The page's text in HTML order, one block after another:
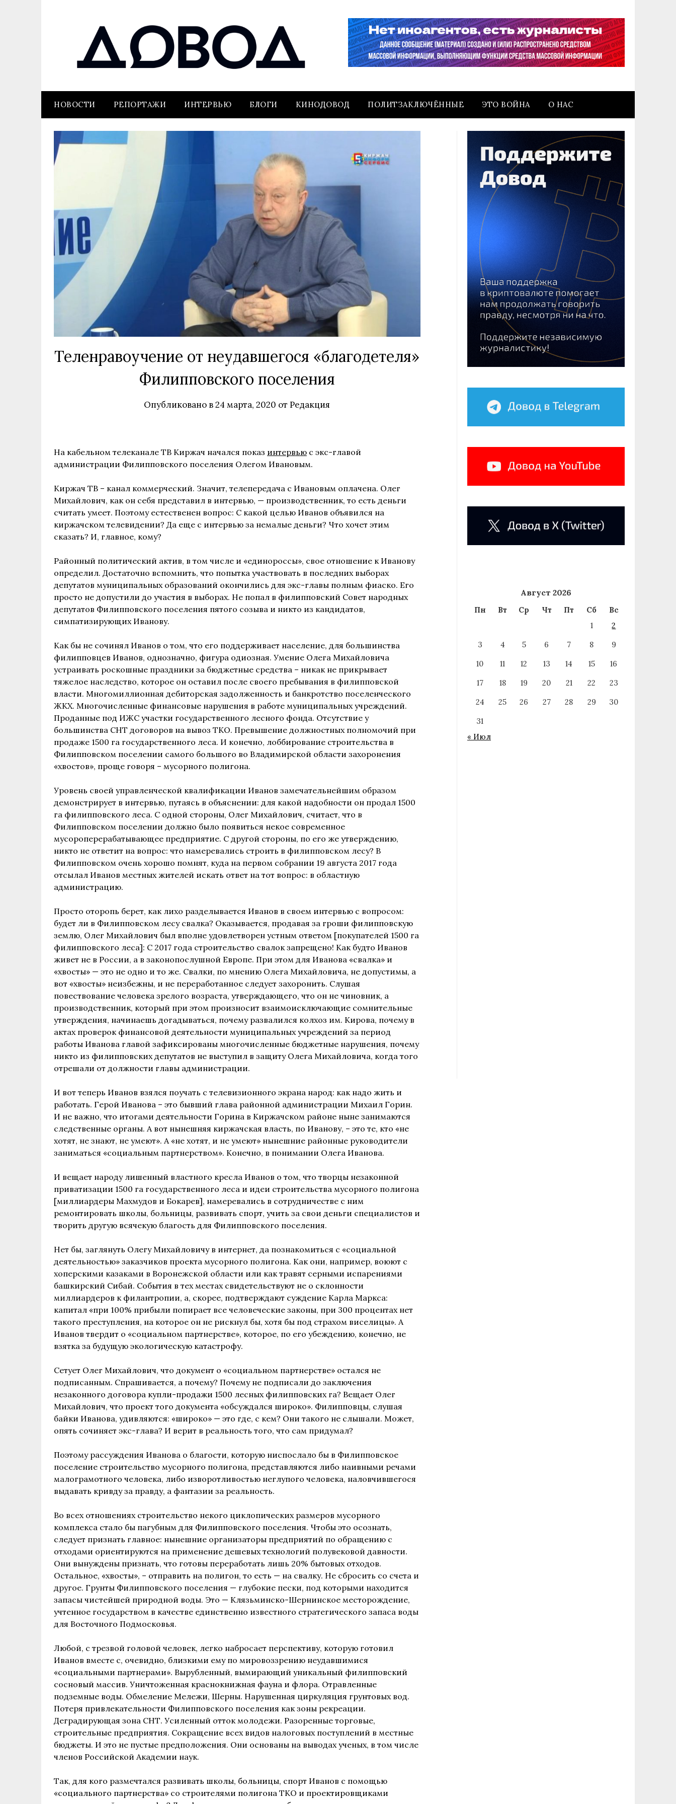
НОВОСТИ РЕПОРТАЖИ ИНТЕРВЬЮ БЛОГИ КИНОДОВОД ПОЛИТЗАКЛЮЧЁННЫЕ ЭТО ВОЙНА О НАС
Теленравоучение от неудавшегося «благодетеля»
Филипповского поселения
Опубликовано в24 марта, 2020 отРедакция
На кабельном телеканале ТВ Киржач начался показ интервью с экс-главой
администрации Филипповского поселения Олегом Ивановым.
Киржач ТВ – канал коммерческий. Значит, телепередача с Ивановым оплачена. Олег
Михайлович, как он себя представил в интервью, — производственник, то есть деньги
считать умеет. Поэтому естественен вопрос: С какой целью Иванов объявился на
киржачском телевидении? Да еще с интервью за немалые деньги? Что хочет этим
сказать? И, главное, кому?
Районный политический актив, в том числе и «единороссы», свое отношение к Иванову
определил. Достаточно вспомнить, что попытка участвовать в последних выборах
депутатов муниципальных образований окончились для экс-главы полным фиаско. Его
просто не допустили до участия в выборах. Не попал в филипповский Совет народных
депутатов Филипповского поселения пятого созыва и никто из кандидатов,
симпатизирующих Иванову.
Как бы не сочинял Иванов о том, что его поддерживает население, для большинства
филипповцев Иванов, однозначно, фигура одиозная. Умение Олега Михайловича
устраивать роскошные праздники за бюджетные средства – никак не прикрывает
тяжелое наследство, которое он оставил после своего пребывания в филипповской
власти. Многомиллионная дебиторская задолженность и банкротство поселенческого
ЖКХ. Многочисленные финансовые нарушения в работе муниципальных учреждений.
Проданные под ИЖС участки государственного лесного фонда. Отсутствие у
большинства СНТ договоров на вывоз ТКО. Превышение должностных полномочий при
продаже 1500 га государственного леса. И конечно, лоббирование строительства в
Филипповском поселении самого большого во Владимирской области захоронения
«хвостов», проще говоря – мусорного полигона.
Уровень своей управленческой квалификации Иванов замечательнейшим образом
демонстрирует в интервью, путаясь в объяснении: для какой надобности он продал 1500
га филипповского леса. С одной стороны, Олег Михайлович, считает, что в
Филипповском поселении должно было появиться некое современное
мусороперерабатывающее предприятие. С другой стороны, по его же утверждению,
никто не ответит на вопрос: что намеревались строить в филипповском лесу? В
Филипповском очень хорошо помнят, куда на первом собрании 19 августа 2017 года
отсылал Иванов местных жителей искать ответ на тот вопрос: в областную
администрацию.
Просто оторопь берет, как лихо разделывается Иванов в своем интервью с вопросом:
будет ли в Филипповском лесу свалка? Оказывается, продавая за гроши филипповскую
землю, Олег Михайлович был вполне удовлетворен устным ответом [покупателей 1500 га
филипповского леса]: С 2017 года строительство свалок запрещено! Как будто Иванов
живет не в России, а в законопослушной Европе. При этом для Иванова «свалка» и
«хвосты» — это не одно и то же. Свалки, по мнению Олега Михайловича, не допустимы, а
вот «хвосты» неизбежны, и не переработанное следует захоронить. Слушая
повествование человека зрелого возраста, утверждающего, что он не чиновник, а
производственник, который при этом произносит взаимоисключающие сомнительные
утверждения, начинаешь догадываться, почему развалился колхоз им. Кирова, почему в
актах проверок финансовой деятельности муниципальных учреждений за период
работы Иванова главой зафиксированы многочисленные бюджетные нарушения, почему
никто из филипповских депутатов не выступил в защиту Олега Михайловича, когда того
отрешали от должности главы администрации.
И вот теперь Иванов взялся поучать с телевизионного экрана народ: как надо жить и
работать. Герой Иванова – это бывший глава районной администрации Михаил Горин.
И не важно, что итогами деятельности Горина в Киржачском районе ныне занимаются
следственные органы. А вот нынешняя киржачская власть, по Иванову, – это те, кто «не
хотят, не знают, не умеют». А «не хотят, и не умеют» нынешние районные руководители
заниматься «социальным партнерством». Конечно, в понимании Олега Иванова.
И вещает народу лишенный властного кресла Иванов о том, что творцы незаконной
приватизации 1500 га государственного леса и идеи строительства мусорного полигона
[миллиардеры Махмудов и Бокарев], намеревались в сотрудничестве с ним
ремонтировать школы, больницы, развивать спорт, учить за свои деньги специалистов и
творить другую всячекую благость для Филипповского поселения.
Нет бы, заглянуть Олегу Михайловичу в интернет, да познакомиться с «социальной
деятельностью» заказчиков проекта мусорного полигона. Как они, например, воюют с
хоперскими казаками в Воронежской области или как травят серными испарениями
башкирский Сибай. События в тех местах свидетельствуют не о склонности
миллиардеров к филантропии, а, скорее, подтверждают суждение Карла Маркса:
капитал «при 100% прибыли попирает все человеческие законы, при 300 процентах нет
такого преступления, на которое он не рискнул бы, хотя бы под страхом виселицы». А
Иванов твердит о «социальном партнерстве», которое, по его убеждению, конечно, не
взятка за будущую экологическую катастрофу.
Сетует Олег Михайлович, что документ о «социальном партнерстве» остался не
подписанным. Спрашивается, а почему? Почему не подписали до заключения
незаконного договора купли-продажи 1500 лесных филипповских га? Вещает Олег
Михайлович, что проект того документа «обсуждался широко». Филипповцы, слушая
байки Иванова, удивляются: «широко» — это где, с кем? Они такого не слышали. Может,
опять сочиняет экс-глава? И верит в реальность того, что сам придумал?
Поэтому рассуждения Иванова о благости, которую ниспослало бы в Филипповское
поселение строительство мусорного полигона, представляются либо наивными речами
малограмотного человека, либо изворотливостью неглупого человека, наловчившегося
выдавать кривду за правду, а фантазии за реальность.
Во всех отношениях строительство некого циклопических размеров мусорного
комплекса стало бы пагубным для Филипповского поселения. Чтобы это осознать,
следует признать главное: нынешние организаторы предприятий по обращению с
отходами ориентируются на применение дешевых технологий полувековой давности.
Они вынуждены признать, что готовы переработать лишь 20% бытовых отходов.
Остальное, «хвосты», – отправить на полигон, то есть — на свалку. Не сбросить со счета и
другое. Грунты Филипповского поселения — глубокие пески, под которыми находится
запасы чистейшей природной воды. Это — Клязьминско-Шернинское месторождение,
учтенное государством в качестве единственно известного стратегического запаса воды
для Восточного Подмосковья.
Любой, с трезвой головой человек, легко набросает перспективу, которую готовил
Иванов вместе с, очевидно, близкими ему по мировоззрению неудавшимися
«социальными партнерами». Вырубленный, вымирающий уникальный филипповский
сосновый массив. Уничтоженная краснокнижная фауна и флора. Отравленные
подземные воды. Обмеление Мележи, Шерны. Нарушенная циркуляция грунтовых вод.
Потеря привлекательности Филипповского поселения как зоны рекреации.
Деградирующая зона СНТ. Усиленный отток молодежи. Разоренные торговые,
строительные предприятия. Сокращение всех видов налоговых поступлений в местные
бюджеты. И это не пустые предположения. Они основаны на выводах ученых, в том числе
членов Российской Академии наук.
Так, для кого размечтался развивать школы, больницы, спорт Иванов с помощью
«социального партнерства» со строителями полигона ТКО и проектировщиками
Август 2026
Пн Вт Ср Чт Пт Сб
Вс
1
2
3
4 5 6 7 8
9
10
11 12 13 14 15
16
17
18 19 20 21 22
23
24
25 26 27 28 29
30
31
« Июл